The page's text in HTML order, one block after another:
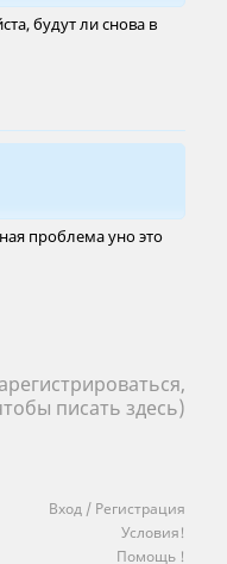
будут ли снова в
проблема уно это
писать здесь)
Вход / Регистрация
Условия!
Помощь !